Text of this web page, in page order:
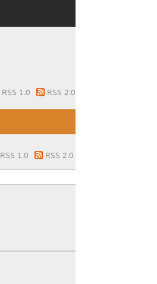
RSS 1.0 RSS 2.0
RSS 1.0 RSS 2.0